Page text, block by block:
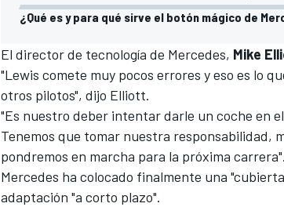
¿Qué es y para qué sirve el botón mágico de
El director de tecnología de Mercedes, Mike
"Lewis comete muy pocos errores y eso es lo
otros pilotos", dijo Elliott.
"Es nuestro deber intentar darle un coche en
Tenemos que tomar nuestra responsabilidad,
pondremos en marcha para la próxima carrera".
Mercedes ha colocado finalmente una
adaptación "a corto plazo".